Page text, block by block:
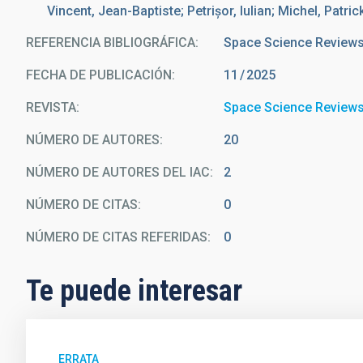
Vincent, Jean-Baptiste; Petrișor, Iulian; Michel,
REFERENCIA BIBLIOGRÁFICA Space Science Reviews
FECHA DE PUBLICACIÓN: 11 2025
REVISTA Space Science Reviews
NÚMERO DE AUTORES 20
NÚMERO DE AUTORES DEL IAC 2
NÚMERO DE CITAS 0
NÚMERO DE CITAS REFERIDAS 0
Te puede interesar
ERRATA